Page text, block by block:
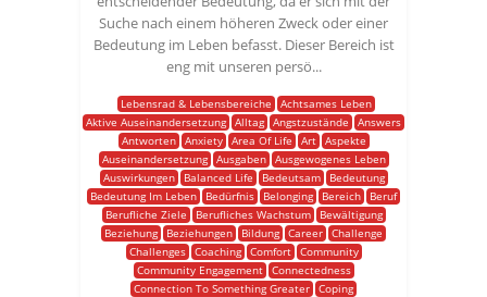
Suche nach einem höheren Zweck oder einer
Bedeutung im Leben befasst. Dieser Bereich ist
eng mit unseren persö...
Lebensrad & Lebensbereiche
Achtsames Leben
Aktive Auseinandersetzung Alltag Angstzustände
Answers
Antworten
Anxiety Area Of Life Art
Aspekte
Auseinandersetzung
Ausgaben
Ausgewogenes Leben
Auswirkungen
Balanced Life Bedeutsam
Bedeutung
Bedeutung Im Leben
Bedürfnis Belonging Bereich
Beruf
Berufliche Ziele
Berufliches Wachstum
Bewältigung
Beziehung
Beziehungen Bildung Career Challenge
Challenges
Coaching Comfort
Community
Community Engagement
Connectedness
Connection To Something Greater Coping